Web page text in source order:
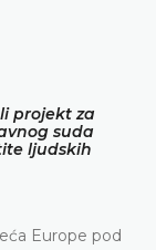
projekt za
suda
ljudskih
Europe pod